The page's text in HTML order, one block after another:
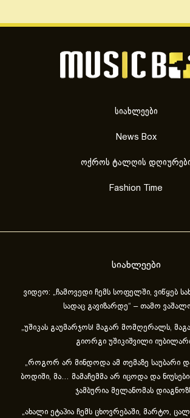
სიახლეები
News Box
ოქროს ტალღის
Fashion Time
სიახლეები
ვიდეო: „ჩამოვედი ჩემს სოფელში, ვიწყებ
სადაც გავიზარდე“ – თამო
„უშიკას გაუმარჯოს! მაგარ მომღერალს,
გიორგი უშიკიშვილი
„როგორ არ მინდოდა ამ თემაზე საუბარი
ბოდიში, მა… მამაჩემმა არ იცოდა და
ჯამბურია მელანომას
„ახა­ლი ეტა­პია ჩემს ცხოვ­რე­ბა­ში, მარ­ტო,